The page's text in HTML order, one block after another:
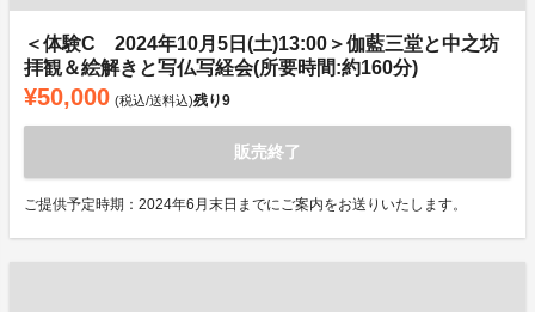
＜体験C 2024年10月5日(土)13:00＞伽藍三堂と中之坊
拝観＆絵解きと写仏写経会(所要時間:約160分)
¥50,000 (税込/送料込)残り9
販売終了
ご提供予定時期：2024年6月末日までにご案内をお送りいたします。